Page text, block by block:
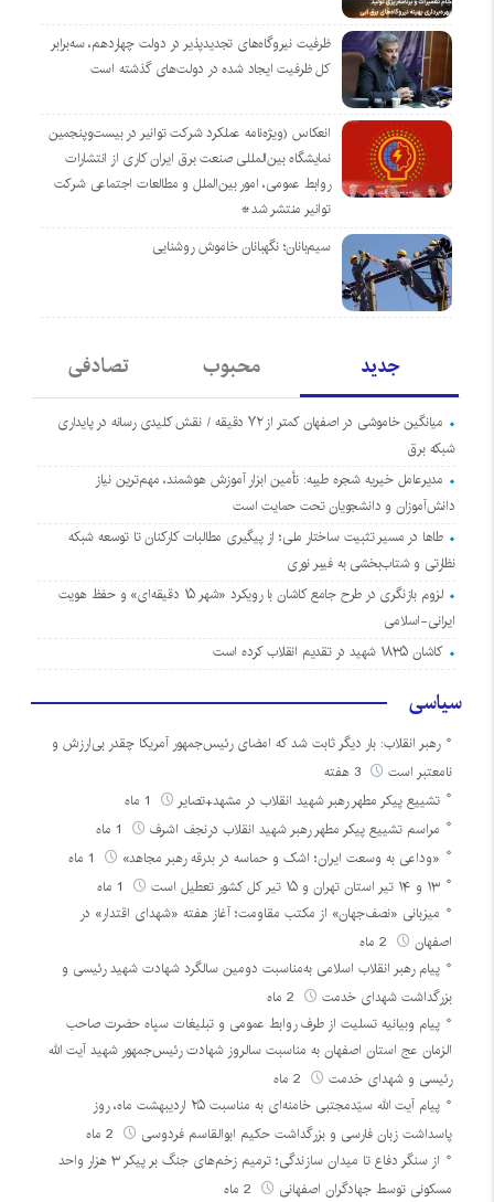
ظرفیت نیروگاه‌های تجدیدپذیر در دولت چهاردهم، سه‌برابر
کل ظرفیت ایجاد شده در دولت‌های گذشته است
انعکاس (ویژه‌نامه عملکرد شرکت توانیر در بیست‌وپنجمین
نمایشگاه بین‌المللی صنعت برق ایران کاری از انتشارات
روابط عمومی، امور بین‌الملل و مطالعات اجتماعی شرکت
توانیر منتشر شد*
سیم‌بانان؛ نگهبانان خاموش روشنایی
جدید محبوب تصادفی
میانگین خاموشی در اصفهان کمتر از ۷۲ دقیقه / نقش کلیدی رسانه در پایداری
شبکه برق
مدیرعامل خیریه شجره طیبه: تأمین ابزار آموزش هوشمند، مهم‌ترین نیاز
دانش‌آموزان و دانشجویان تحت حمایت است
طاها در مسیر تثبیت ساختار ملی؛ از پیگیری مطالبات کارکنان تا توسعه شبکه
نظارتی و شتاب‌بخشی به فیبر نوری
لزوم بازنگری در طرح جامع کاشان با رویکرد «شهر ۱۵ دقیقه‌ای» و حفظ هویت
ایرانی-اسلامی
کاشان ۱۸۳۵ شهید در تقدیم انقلاب کرده است
سیاسی
رهبر انقلاب: بار دیگر ثابت شد که امضای رئیس‌جمهور آمریکا چقدر بی‌ارزش و
نامعتبر است
3 هفته
تشییع پیکر مطهر رهبر شهید انقلاب در مشهد+تصایر
مراسم تشییع پیکر مطهر رهبر شهید انقلاب درنجف اشرف
«وداعی به وسعت ایران؛ اشک و حماسه در بدرقه رهبر مجاهد»
۱۳ و ۱۴ تیر استان تهران و ۱۵ تیر کل کشور تعطیل است
میزبانی «نصف‌جهان» از مکتب مقاومت؛ آغاز هفته «شهدای اقتدار» در
اصفهان
پیام رهبر انقلاب اسلامی به‌مناسبت دومین سالگرد شهادت شهید رئیسی و
بزرگداشت شهدای خدمت
پیام وبیانیه تسلیت از طرف روابط عمومی و تبلیغات سپاه حضرت صاحب
الزمان عج استان اصفهان به مناسبت سالروز شهادت رئیس‌جمهور شهید آیت الله
رئیسی و شهدای خدمت
پیام آیت الله سیّدمجتبی خامنه‌ای به مناسبت ۲۵ اردیبهشت ماه، روز
پاسداشت زبان فارسی و بزرگداشت حکیم ابوالقاسم فردوسی
از سنگر دفاع تا میدان سازندگی؛ ترمیم زخم‌های جنگ بر پیکر ۳ هزار واحد
مسکونی توسط جهادگران اصفهانی